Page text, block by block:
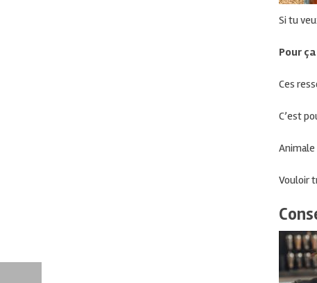
Si tu
Pour
Ces
C’est
Vouloir